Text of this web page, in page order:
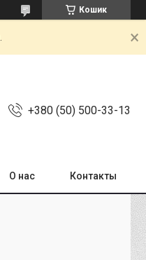
Кошик
+380 (50) 500-33-13
О нас Контакты